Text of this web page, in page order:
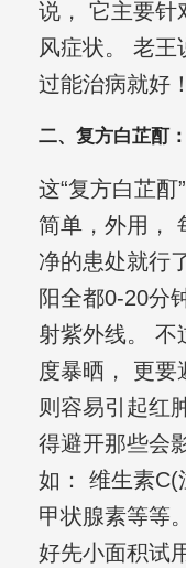
说， 它主要针
风症状。 老王
过能治病就好
二、复方白芷酊
这“复方白芷
简单，外用，
净的患处就行
阳全都0-20分
射紫外线。 不
度暴晒， 更要
则容易引起红
得避开那些会
如： 维生素C(
甲状腺素等等
好先小面积试